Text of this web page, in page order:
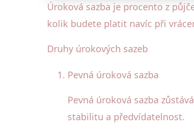
Úroková sazba je procento z
kolik budete platit navíc při
Druhy úrokových sazeb
Pevná úroková sazba
Pevná úroková sazba
stabilitu a předvídatelnost.